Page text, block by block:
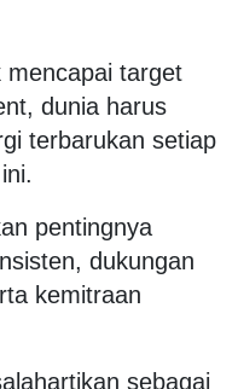
mencapai target
dunia harus
terbarukan setiap
pentingnya
dukungan
kemitraan
sebagai